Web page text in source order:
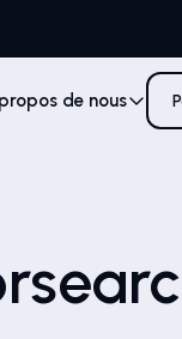
de nous